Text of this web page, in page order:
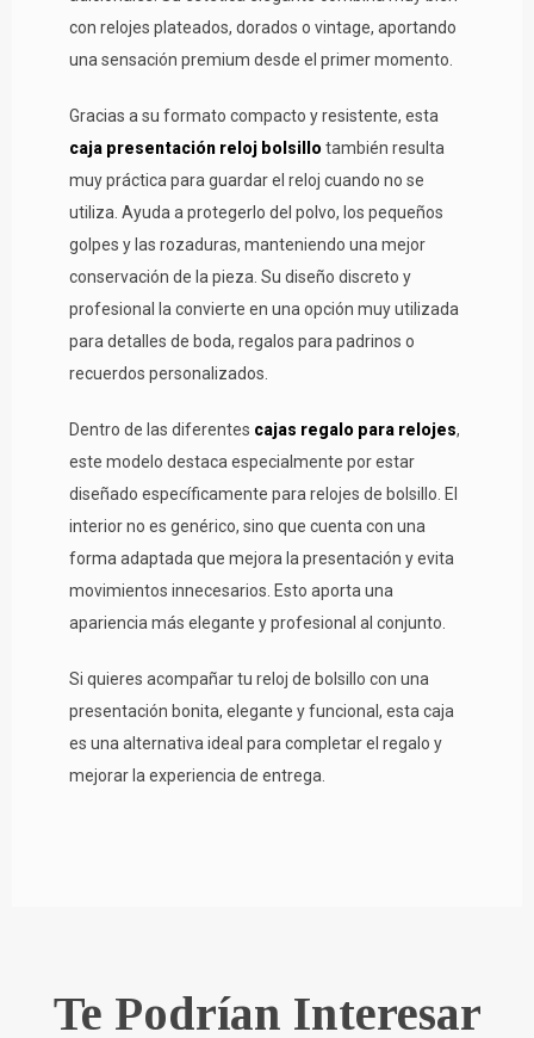
con relojes plateados, dorados o vintage, aportando
una sensación premium desde el primer momento.
Gracias a su formato compacto y resistente, esta
caja presentación reloj bolsillo también resulta
muy práctica para guardar el reloj cuando no se
utiliza. Ayuda a protegerlo del polvo, los pequeños
golpes y las rozaduras, manteniendo una mejor
conservación de la pieza. Su diseño discreto y
profesional la convierte en una opción muy utilizada
para detalles de boda, regalos para padrinos o
recuerdos personalizados.
Dentro de las diferentes cajas regalo para relojes,
este modelo destaca especialmente por estar
diseñado específicamente para relojes de bolsillo. El
interior no es genérico, sino que cuenta con una
forma adaptada que mejora la presentación y evita
movimientos innecesarios. Esto aporta una
apariencia más elegante y profesional al conjunto.
Si quieres acompañar tu reloj de bolsillo con una
presentación bonita, elegante y funcional, esta caja
es una alternativa ideal para completar el regalo y
mejorar la experiencia de entrega.
Te Podrían Interesar